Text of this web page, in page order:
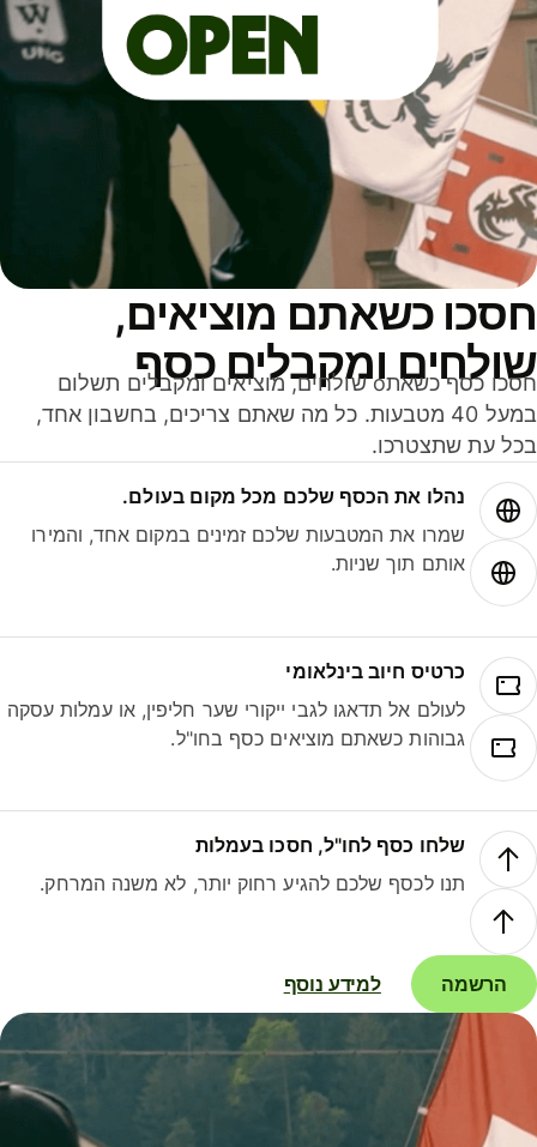
כשאתם מוציאים,
ומקבלים כסף
חסכו כסף כשאתo שולחים, מוציאים ומקבלים תשלום
במעל 40 מטבעות. כל מה שאתם צריכים, בחשבון אחד,
עת שתצטרכו.
נהלו את הכסף שלכם מכל מקום בעולם.
שמרו את המטבעות שלכם זמינים במקום אחד, והמירו
אותם תוך שניות.
כרטיס חיוב בינלאומי
לעולם אל תדאגו לגבי ייקורי שער חליפין, או עמלות עסקה
גבוהות כשאתם מוציאים כסף בחו"ל.
שלחו כסף לחו"ל, חסכו בעמלות
תנו לכסף שלכם להגיע רחוק יותר, לא משנה המרחק.
הרשמה למידע נוסף